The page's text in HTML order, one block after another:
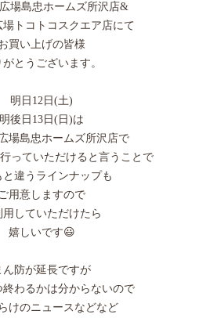
場島忠ホームズ所沢店&
トコトコスクエア店にて
買い上げの皆様
とうございます。
明日12日(土)
明後日13日(日)は
場島忠ホームズ所沢店で
っていただけると言うことで
と違うラインナップも
用意しますので
用していただけたら
嬉しいです😃
ん防が延長ですが
終わるかは分からないので
けのニュースなどなど